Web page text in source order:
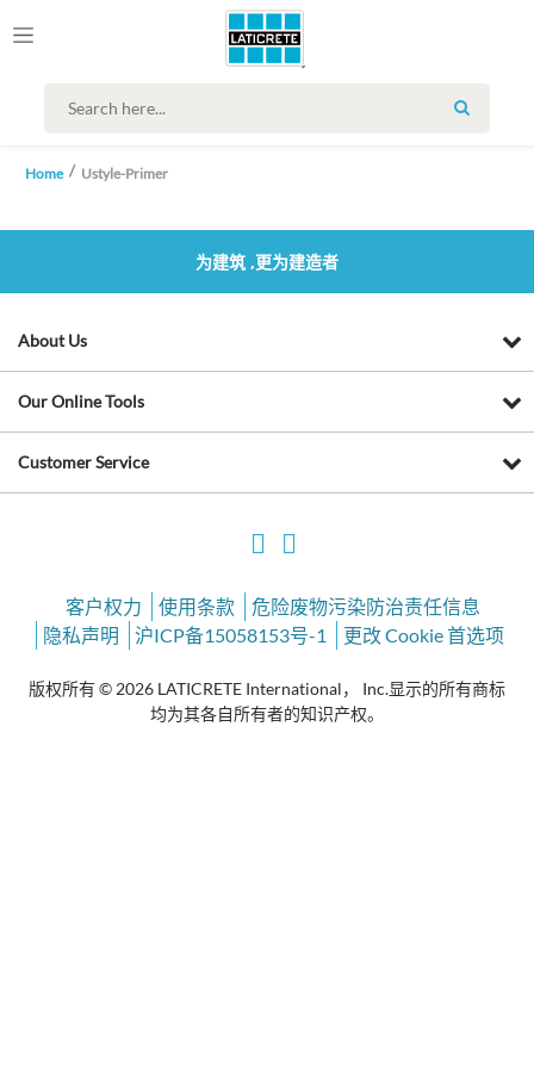
SEARCH
Home Ustyle-Primer
为建筑 ,更为建造者
About Us
Our Online Tools
Customer Service
客户权力 使用条款
危险废物污染防治责任信息
隐私声明
沪ICP备15058153号-1 更改 Cookie 首选项
版权所有 © 2026 LATICRETE International， Inc.显示的所有商标
均为其各自所有者的知识产权。